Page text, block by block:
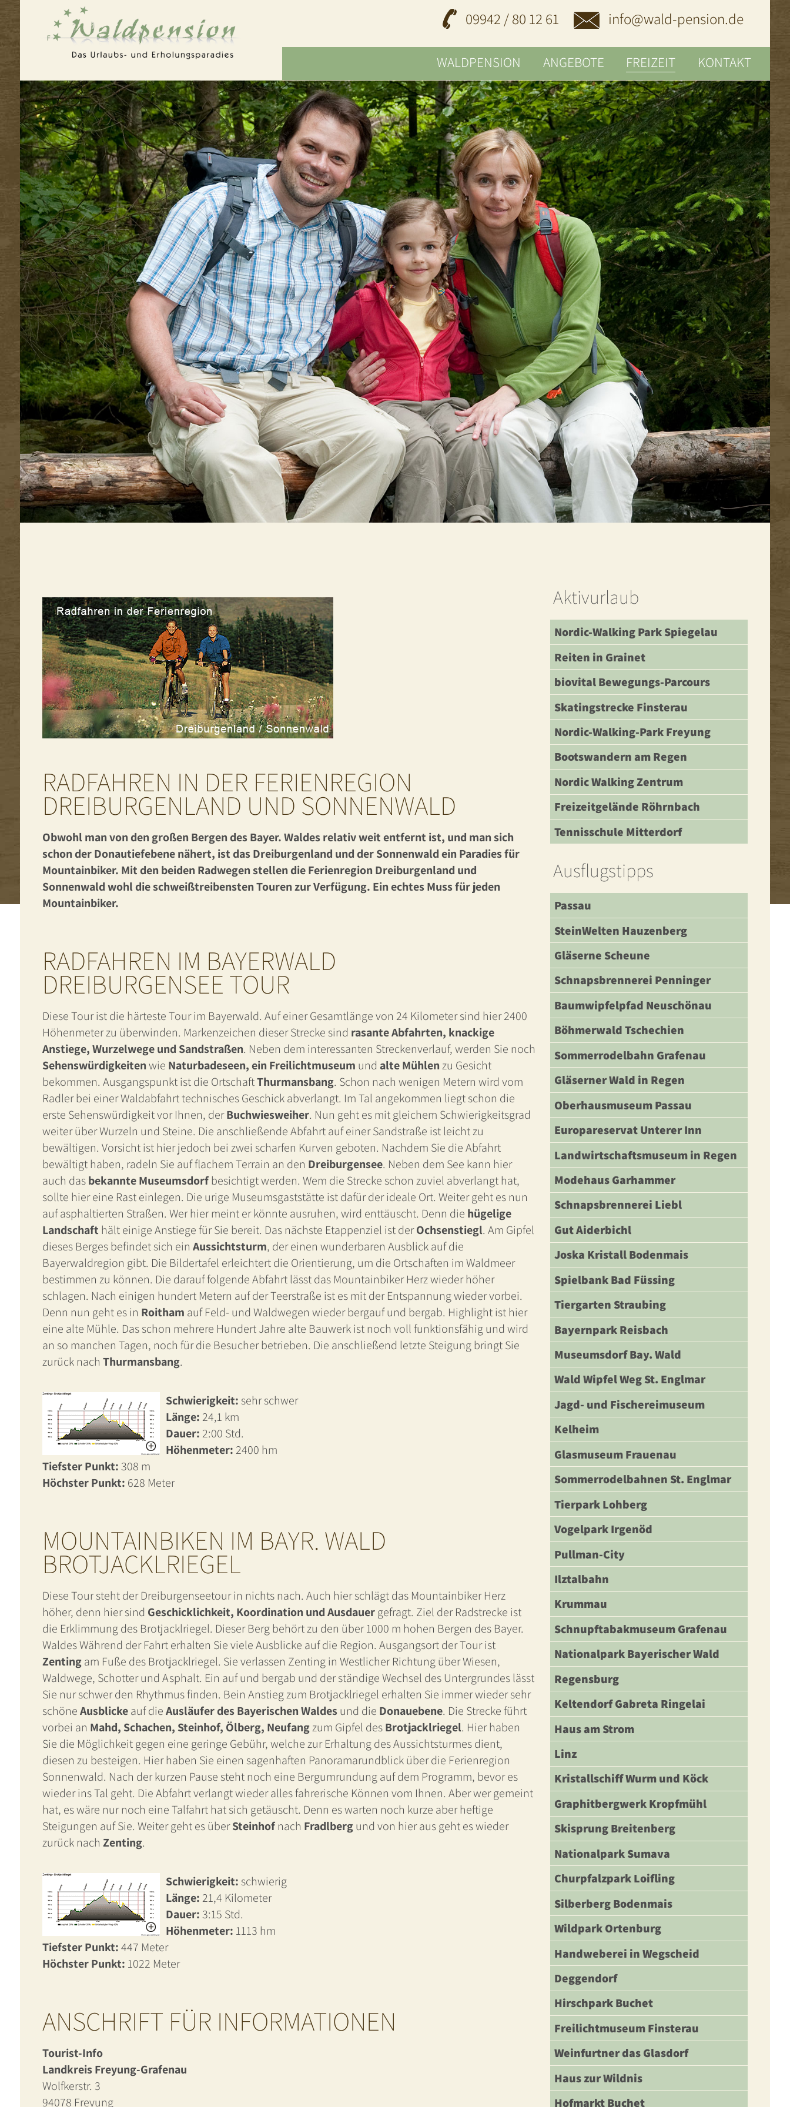
09942 / 80 12 61 info@wald-pension.de
WALDPENSION ANGEBOTE FREIZEIT KONTAKT
RADFAHREN IN DER FERIENREGION
DREIBURGENLAND UND SONNENWALD
Obwohl man von den großen Bergen des Bayer. Waldes relativ weit entfernt ist, und man sich
schon der Donautiefebene nähert, ist das Dreiburgenland und der Sonnenwald ein Paradies für
Mountainbiker. Mit den beiden Radwegen stellen die Ferienregion Dreiburgenland und
Sonnenwald wohl die schweißtreibensten Touren zur Verfügung. Ein echtes Muss für jeden
Mountainbiker.
RADFAHREN IM BAYERWALD
DREIBURGENSEE TOUR
Diese Tour ist die härteste Tour im Bayerwald. Auf einer Gesamtlänge von 24 Kilometer sind hier 2400
Höhenmeter zu überwinden. Markenzeichen dieser Strecke sind rasante Abfahrten, knackige
Anstiege, Wurzelwege und Sandstraßen. Neben dem interessanten Streckenverlauf, werden Sie noch
Sehenswürdigkeitenwie Naturbadeseen, ein Freilichtmuseum und alte Mühlenzu Gesicht
bekommen. Ausgangspunkt ist die OrtschaftThurmansbang. Schon nach wenigen Metern wird vom
Radler bei einer Waldabfahrt technisches Geschick abverlangt. Im Tal angekommen liegt schon die
erste Sehenswürdigkeit vor Ihnen, derBuchwiesweiher. Nun geht es mit gleichem Schwierigkeitsgrad
weiter über Wurzeln und Steine. Die anschließende Abfahrt auf einer Sandstraße ist leicht zu
bewältigen. Vorsicht ist hier jedoch bei zwei scharfen Kurven geboten. Nachdem Sie die Abfahrt
bewältigt haben, radeln Sie auf flachem Terrain an den Dreiburgensee. Neben dem See kann hier
auch dasbekannte Museumsdorfbesichtigt werden. Wem die Strecke schon zuviel abverlangt hat,
sollte hier eine Rast einlegen. Die urige Museumsgaststätte ist dafür der ideale Ort. Weiter geht es nun
auf asphaltierten Straßen. Wer hier meint er könnte ausruhen, wird enttäuscht. Denn die hügelige
Landschaft hält einige Anstiege für Sie bereit. Das nächste Etappenziel ist derOchsenstiegl. Am Gipfel
dieses Berges befindet sich ein Aussichtsturm, der einen wunderbaren Ausblick auf die
Bayerwaldregion gibt. Die Bildertafel erleichtert die Orientierung, um die Ortschaften im Waldmeer
bestimmen zu können. Die darauf folgende Abfahrt lässt das Mountainbiker Herz wieder höher
schlagen. Nach einigen hundert Metern auf der Teerstraße ist es mit der Entspannung wieder vorbei.
Denn nun geht es in Roitham auf Feld- und Waldwegen wieder bergauf und bergab. Highlight ist hier
eine alte Mühle. Das schon mehrere Hundert Jahre alte Bauwerk ist noch voll funktionsfähig und wird
an so manchen Tagen, noch für die Besucher betrieben. Die anschließend letzte Steigung bringt Sie
zurück nach Thurmansbang.
Schwierigkeit: sehr schwer
Länge:24,1 km
Dauer:2:00 Std.
Höhenmeter:2400 hm
Tiefster Punkt:308 m
Höchster Punkt: 628 Meter
MOUNTAINBIKEN IM BAYR. WALD
BROTJACKLRIEGEL
Diese Tour steht der Dreiburgenseetour in nichts nach. Auch hier schlägt das Mountainbiker Herz
höher, denn hier sind Geschicklichkeit, Koordination und Ausdauergefragt. Ziel der Radstrecke ist
die Erklimmung des Brotjacklriegel. Dieser Berg behört zu den über 1000 m hohen Bergen des Bayer.
Waldes Während der Fahrt erhalten Sie viele Ausblicke auf die Region. Ausgangsort der Tour ist
Zentingam Fuße des Brotjacklriegel. Sie verlassen Zenting in Westlicher Richtung über Wiesen,
Waldwege, Schotter und Asphalt. Ein auf und bergab und der ständige Wechsel des Untergrundes lässt
Sie nur schwer den Rhythmus finden. Bein Anstieg zum Brotjacklriegel erhalten Sie immer wieder sehr
schöneAusblickeauf dieAusläufer des Bayerischen Waldesund die Donauebene. Die Strecke führt
vorbei an Mahd, Schachen, Steinhof, Ölberg, Neufangzum Gipfel desBrotjacklriegel. Hier haben
Sie die Möglichkeit gegen eine geringe Gebühr, welche zur Erhaltung des Aussichtsturmes dient,
diesen zu besteigen. Hier haben Sie einen sagenhaften Panoramarundblick über die Ferienregion
Sonnenwald. Nach der kurzen Pause steht noch eine Bergumrundung auf dem Programm, bevor es
wieder ins Tal geht. Die Abfahrt verlangt wieder alles fahrerische Können vom Ihnen. Aber wer gemeint
hat, es wäre nur noch eine Talfahrt hat sich getäuscht. Denn es warten noch kurze aber heftige
Steigungen auf Sie. Weiter geht es überSteinhofnach Fradlbergund von hier aus geht es wieder
zurück nach Zenting.
Schwierigkeit: schwierig
Länge:21,4 Kilometer
Dauer:3:15 Std.
Höhenmeter: 1113 hm
Tiefster Punkt:447 Meter
Höchster Punkt: 1022 Meter
ANSCHRIFT FÜR INFORMATIONEN
Tourist-Info
Landkreis Freyung-Grafenau
Wolfkerstr. 3
94078 Freyung
Aktivurlaub
Nordic-Walking Park Spiegelau
Reiten in Grainet
biovital Bewegungs-Parcours
Skatingstrecke Finsterau
Nordic-Walking-Park Freyung
Bootswandern am Regen
Nordic Walking Zentrum
Freizeitgelände Röhrnbach
Tennisschule Mitterdorf
Ausflugstipps
Passau
SteinWelten Hauzenberg
Gläserne Scheune
Schnapsbrennerei Penninger
Baumwipfelpfad Neuschönau
Böhmerwald Tschechien
Sommerrodelbahn Grafenau
Gläserner Wald in Regen
Oberhausmuseum Passau
Europareservat Unterer Inn
Landwirtschaftsmuseum in Regen
Modehaus Garhammer
Schnapsbrennerei Liebl
Gut Aiderbichl
Joska Kristall Bodenmais
Spielbank Bad Füssing
Tiergarten Straubing
Bayernpark Reisbach
Museumsdorf Bay. Wald
Wald Wipfel Weg St. Englmar
Jagd- und Fischereimuseum
Kelheim
Glasmuseum Frauenau
Sommerrodelbahnen St. Englmar
Tierpark Lohberg
Vogelpark Irgenöd
Pullman-City
Ilztalbahn
Krummau
Schnupftabakmuseum Grafenau
Nationalpark Bayerischer Wald
Regensburg
Keltendorf Gabreta Ringelai
Haus am Strom
Linz
Kristallschiff Wurm und Köck
Graphitbergwerk Kropfmühl
Skisprung Breitenberg
Nationalpark Sumava
Churpfalzpark Loifling
Silberberg Bodenmais
Wildpark Ortenburg
Handweberei in Wegscheid
Deggendorf
Hirschpark Buchet
Freilichtmuseum Finsterau
Weinfurtner das Glasdorf
Haus zur Wildnis
Hofmarkt Buchet